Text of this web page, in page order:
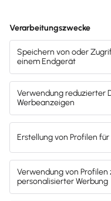
Mach's dir leicht und gib
entscheidenden Push –
Buchhaltung & Lohn.
Lösungen